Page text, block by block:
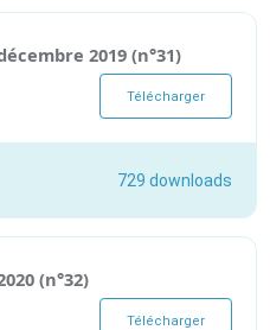
2019 (n°31)
Télécharger
729 downloads
(n°32)
Télécharger